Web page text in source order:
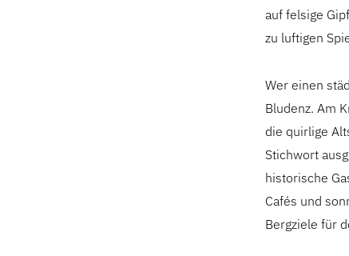
auf felsige
zu luftigen
Wer einen
Bludenz. Am
die quirlige
Stichwort
historische
Cafés und
Bergziele für